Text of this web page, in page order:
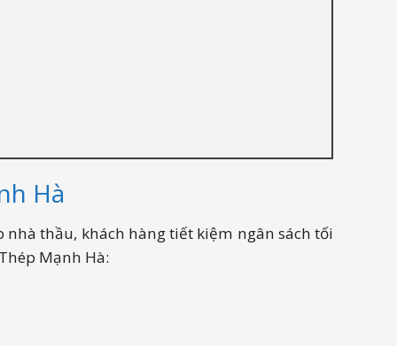
Hà
thầu, khách hàng tiết kiệm ngân sách tối
Mạnh Hà: